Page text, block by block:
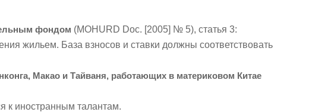
фондом (MOHURD Doc. [2005] № 5), статья 3:
жильем. База взносов и ставки должны соответствовать
Макао и Тайваня, работающих в материковом Китае
к иностранным талантам.